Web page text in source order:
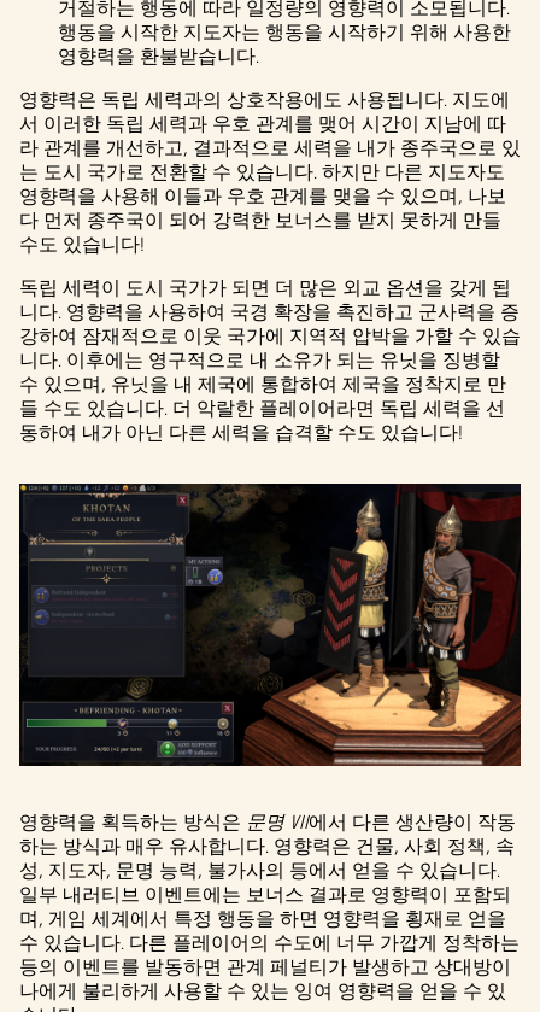
거절하는 행동에 따라 일정량의 영향력이 소모됩니다.
행동을 시작한 지도자는 행동을 시작하기 위해 사용한
영향력을 환불받습니다.
영향력은 독립 세력과의 상호작용에도 사용됩니다. 지도에
서 이러한 독립 세력과 우호 관계를 맺어 시간이 지남에 따
라 관계를 개선하고, 결과적으로 세력을 내가 종주국으로 있
는 도시 국가로 전환할 수 있습니다. 하지만 다른 지도자도
영향력을 사용해 이들과 우호 관계를 맺을 수 있으며, 나보
다 먼저 종주국이 되어 강력한 보너스를 받지 못하게 만들
수도 있습니다!
독립 세력이 도시 국가가 되면 더 많은 외교 옵션을 갖게 됩
니다. 영향력을 사용하여 국경 확장을 촉진하고 군사력을 증
강하여 잠재적으로 이웃 국가에 지역적 압박을 가할 수 있습
니다. 이후에는 영구적으로 내 소유가 되는 유닛을 징병할
수 있으며, 유닛을 내 제국에 통합하여 제국을 정착지로 만
들 수도 있습니다. 더 악랄한 플레이어라면 독립 세력을 선
동하여 내가 아닌 다른 세력을 습격할 수도 있습니다!
영향력을 획득하는 방식은 문명 VII에서 다른 생산량이 작동
하는 방식과 매우 유사합니다. 영향력은 건물, 사회 정책, 속
성, 지도자, 문명 능력, 불가사의 등에서 얻을 수 있습니다.
일부 내러티브 이벤트에는 보너스 결과로 영향력이 포함되
며, 게임 세계에서 특정 행동을 하면 영향력을 횡재로 얻을
수 있습니다. 다른 플레이어의 수도에 너무 가깝게 정착하는
등의 이벤트를 발동하면 관계 페널티가 발생하고 상대방이
나에게 불리하게 사용할 수 있는 잉여 영향력을 얻을 수 있